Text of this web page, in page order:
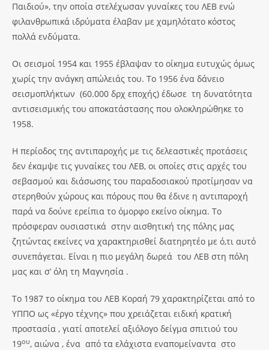
Παιδιού», την οποία στελέχωσαν γυναίκες του ΛΕΒ ενώ
φιλανθρωπικά ιδρύματα έλαβαν με χαμηλότατο κόστος
πολλά ενδύματα.
Οι σεισμοί 1954 και 1955 έβλαψαν το οίκημα ευτυχώς όμως
χωρίς την ανάγκη απώλειάς του. Το 1956 ένα δάνειο
σεισμοπλήκτων (60.000 δρχ εποχής) έδωσε τη δυνατότητα
αντισεισμικής του αποκατάστασης που ολοκληρώθηκε το
1958.
Η περίοδος της αντιπαροχής με τις δελεαστικές προτάσεις
δεν έκαμψε τις γυναίκες του ΛΕΒ, οι οποίες στις αρχές του
σεβασμού και διάσωσης του παραδοσιακού προτίμησαν να
στερηθούν χώρους και πόρους που θα έδινε η αντιπαροχή
παρά να δούνε ερείπια το όμορφο εκείνο οίκημα. Το
πρόσφεραν ουσιαστικά στην αισθητική της πόλης μας
ζητώντας εκείνες να χαρακτηρισθεί διατηρητέο με ό,τι αυτό
συνεπάγεται. Είναι η πιο μεγάλη δωρεά του ΛΕΒ στη πόλη
μας και σ’ όλη τη Μαγνησία .
Το 1987 το οίκημα του ΛΕΒ Κοραή 79 χαρακτηρίζεται από το
ΥΠΠΟ ως «έργο τέχνης» που χρειάζεται ειδική κρατική
προστασία , γιατί αποτελεί αξιόλογο δείγμα σπιτιού του
19ου, αιώνα , ένα από τα ελάχιστα εναπομείναντα στο